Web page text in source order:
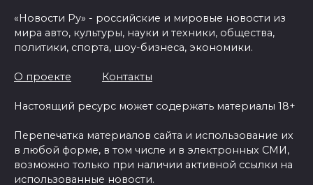
«Новости Ру» - российские и мировые новости из
мира авто, культуры, науки и техники, общества,
политики, спорта, шоу-бизнеса, экономики.
О проекте Контакты
Настоящий ресурс может содержать материалы 18+
Перепечатка материалов сайта и использование их
в любой форме, в том числе и в электронных СМИ,
возможно только при наличии активной ссылки на
использованные новости.